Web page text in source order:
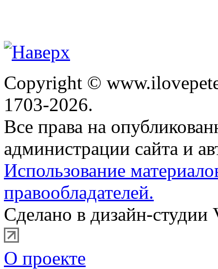
Copyright ©
1703-2026.
Все права на
администрации сайта и
Использование
правообладателей.
Сделано в дизайн-студии
О проекте